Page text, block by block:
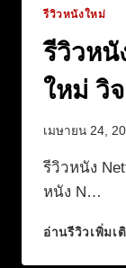
รีวิวหนังใหม่
รีวิวหนั
ใหม่ วิ
เมษายน 24,
รีวิวหนัง
หนัง N…
อ่านรีวิวเพิ่มเ